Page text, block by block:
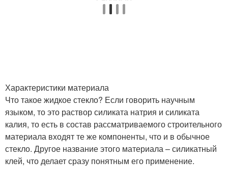
Характеристики материала
Что такое жидкое стекло? Если говорить научным
языком, то это раствор силиката натрия и силиката
калия, то есть в состав рассматриваемого строительного
материала входят те же компоненты, что и в обычное
стекло. Другое название этого материала – силикатный
клей, что делает сразу понятным его применение.